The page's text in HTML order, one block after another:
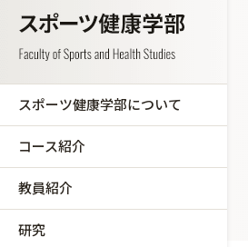
スポーツ健康学部について
コース紹介
教員紹介
研究